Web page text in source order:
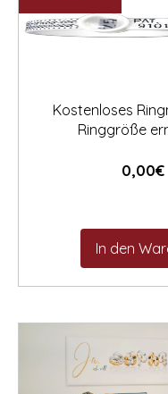
Kostenloses
Ringgröße
0,00€
In den